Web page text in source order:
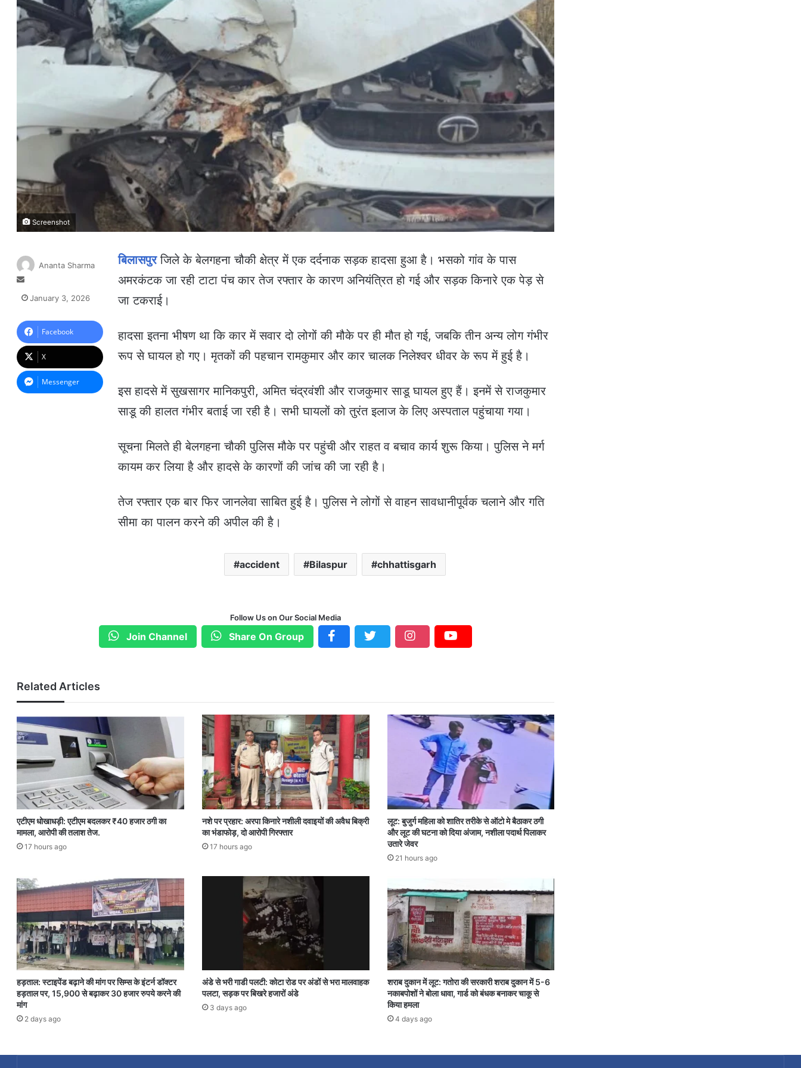
Screenshot
बिलासपुरजिले के बेलगहना चौकी क्षेत्र में एक दर्दनाक सड़क हादसा हुआ है। भसको गांव के पास
अमरकंटक जा रही टाटा पंच कार तेज रफ्तार के कारण अनियंत्रित हो गई और सड़क किनारे एक पेड़ से
जा टकराई।
हादसा इतना भीषण था कि कार में सवार दो लोगों की मौके पर ही मौत हो गई, जबकि तीन अन्य लोग गंभीर
रूप से घायल हो गए। मृतकों की पहचान रामकुमार और कार चालक निलेश्वर धीवर के रूप में हुई है।
इस हादसे में सुखसागर मानिकपुरी, अमित चंद्रवंशी और राजकुमार साडू घायल हुए हैं। इनमें से राजकुमार
साडू की हालत गंभीर बताई जा रही है। सभी घायलों को तुरंत इलाज के लिए अस्पताल पहुंचाया गया।
सूचना मिलते ही बेलगहना चौकी पुलिस मौके पर पहुंची और राहत व बचाव कार्य शुरू किया। पुलिस ने मर्ग
कायम कर लिया है और हादसे के कारणों की जांच की जा रही है।
तेज रफ्तार एक बार फिर जानलेवा साबित हुई है। पुलिस ने लोगों से वाहन सावधानीपूर्वक चलाने और गति
सीमा का पालन करने की अपील की है।
accident Bilaspur chhattisgarh
Ananta Sharma
e
a
n
e
m
a
i
January 3, 2026
Facebook
X
Messenger
Follow Us on Our Social Media
Join Channel Share On Group
Related Articles
एटीएम धोखाधड़ी: एटीएम बदलकर ₹40 हजार ठगी का
मामला, आरोपी की तलाश तेज.
17 hours ago
नशे पर प्रहार: अरपा किनारे नशीली दवाइयों की अवैध बिक्री
का भंडाफोड़, दो आरोपी गिरफ्तार
17 hours ago
लूट: बुजुर्ग महिला को शातिर तरीके से ऑटो मे बैठाकर ठगी
और लूट की घटना को दिया अंजाम, नशीला पदार्थ पिलाकर
उतारे जेवर
21 hours ago
हड़ताल: स्टाइपेंड बढ़ाने की मांग पर सिम्स के इंटर्न डॉक्टर
हड़ताल पर, 15,900 से बढ़ाकर 30 हजार रुपये करने की
मांग
2 days ago
अंडे से भरी गाडी पलटी: कोटा रोड पर अंडों से भरा मालवाहक
पलटा, सड़क पर बिखरे हजारों अंडे
3 days ago
शराब दुकान में लूट: गतोरा की सरकारी शराब दुकान में 5-6
नकाबपोशों ने बोला धावा, गार्ड को बंधक बनाकर चाकू से
किया हमला
4 days ago